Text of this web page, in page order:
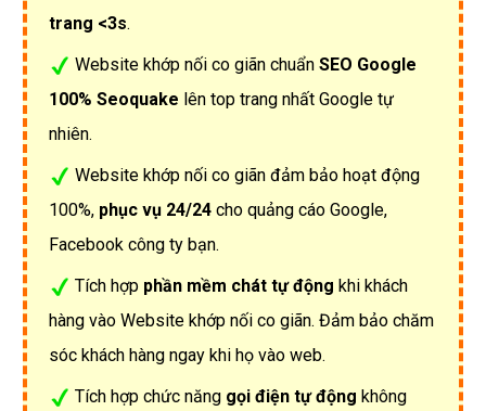
trang <3s.
Website khớp nối co giãn chuẩn SEO Google
100% Seoquake lên top trang nhất Google tự
nhiên.
Website khớp nối co giãn đảm bảo hoạt động
100%, phục vụ 24/24 cho quảng cáo Google,
Facebook công ty bạn.
Tích hợp phần mềm chát tự động khi khách
hàng vào Website khớp nối co giãn. Đảm bảo chăm
sóc khách hàng ngay khi họ vào web.
Tích hợp chức năng gọi điện tự động không